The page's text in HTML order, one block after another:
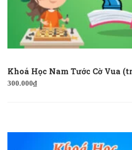
Khoá Học Nam Tước Cờ Vua
300.000₫